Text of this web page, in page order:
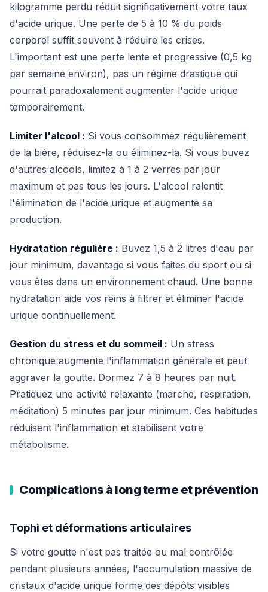
kilogramme perdu réduit significativement votre taux
d'acide urique. Une perte de 5 à 10 % du poids
corporel suffit souvent à réduire les crises.
L'important est une perte lente et progressive (0,5 kg
par semaine environ), pas un régime drastique qui
pourrait paradoxalement augmenter l'acide urique
temporairement.
Limiter l'alcool : Si vous consommez régulièrement
de la bière, réduisez-la ou éliminez-la. Si vous buvez
d'autres alcools, limitez à 1 à 2 verres par jour
maximum et pas tous les jours. L'alcool ralentit
l'élimination de l'acide urique et augmente sa
production.
Hydratation régulière : Buvez 1,5 à 2 litres d'eau par
jour minimum, davantage si vous faites du sport ou si
vous êtes dans un environnement chaud. Une bonne
hydratation aide vos reins à filtrer et éliminer l'acide
urique continuellement.
Gestion du stress et du sommeil : Un stress
chronique augmente l'inflammation générale et peut
aggraver la goutte. Dormez 7 à 8 heures par nuit.
Pratiquez une activité relaxante (marche, respiration,
méditation) 5 minutes par jour minimum. Ces habitudes
réduisent l'inflammation et stabilisent votre
métabolisme.
Complications à long terme et prévention
Tophi et déformations articulaires
Si votre goutte n'est pas traitée ou mal contrôlée
pendant plusieurs années, l'accumulation massive de
cristaux d'acide urique forme des dépôts visibles